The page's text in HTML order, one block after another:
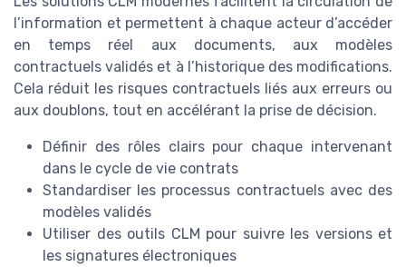
l’information et permettent à chaque acteur d’accéder
en temps réel aux documents, aux modèles
contractuels validés et à l’historique des modifications.
Cela réduit les risques contractuels liés aux erreurs ou
aux doublons, tout en accélérant la prise de décision.
Définir des rôles clairs pour chaque intervenant
dans le cycle de vie contrats
Standardiser les processus contractuels avec des
modèles validés
Utiliser des outils CLM pour suivre les versions et
les signatures électroniques